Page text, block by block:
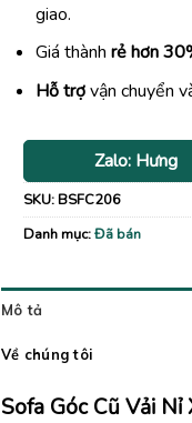
giao.
Giá thành rẻ hơn
Hỗ trợvận chuyển
Zalo: Hưng
SKU:BSFC206
Danh mục:Đã bán
Mô tả
Về chúng tôi
Sofa Góc Cũ Vải